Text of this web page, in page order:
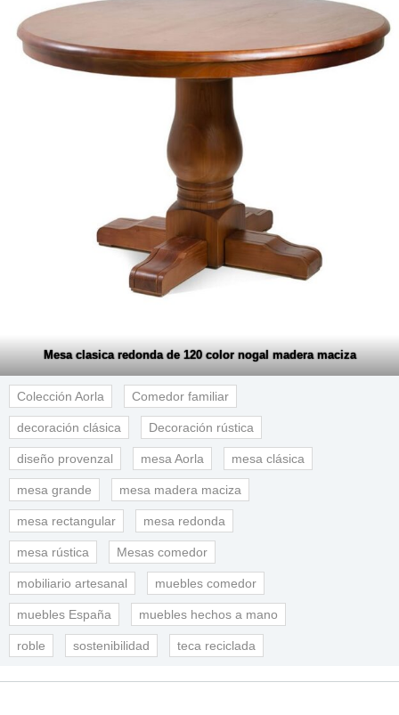
Mesa clasica redonda de 120 color nogal madera maciza
Colección Aorla Comedor familiar
decoración clásica Decoración rústica
diseño provenzal mesa Aorla mesa clásica
mesa grande mesa madera maciza
mesa rectangular mesa redonda
mesa rústica Mesas comedor
mobiliario artesanal muebles comedor
muebles España muebles hechos a mano
roble sostenibilidad teca reciclada